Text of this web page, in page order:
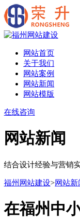
网站首页
关于我们
网站案例
网站新闻
网站模版
在线咨询
网站新闻
结合设计经验与营销
福州网站建设>网站新
在福州中